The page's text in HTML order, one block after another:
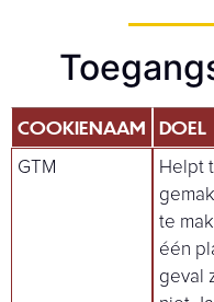
COOKIENAAM DOEL
GTM
Helpt
te
één
geval